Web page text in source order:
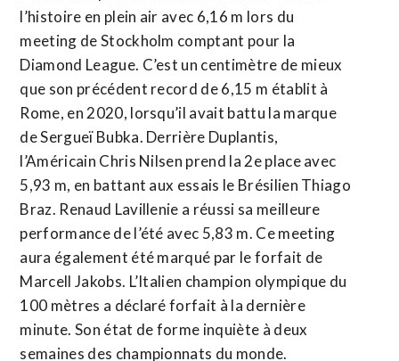
l’histoire en plein air avec 6,16 m lors du
meeting de Stockholm comptant pour la
Diamond League. C’est un centimètre de mieux
que son précédent record de 6,15 m établit à
Rome, en 2020, lorsqu’il avait battu la marque
de Sergueï Bubka. Derrière Duplantis,
l’Américain Chris Nilsen prend la 2e place avec
5,93 m, en battant aux essais le Brésilien Thiago
Braz. Renaud Lavillenie a réussi sa meilleure
performance de l’été avec 5,83 m. Ce meeting
aura également été marqué par le forfait de
Marcell Jakobs. L’Italien champion olympique du
100 mètres a déclaré forfait à la dernière
minute. Son état de forme inquiète à deux